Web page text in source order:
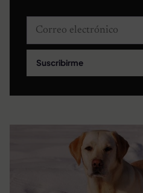
Correo electrónico
Suscribirme